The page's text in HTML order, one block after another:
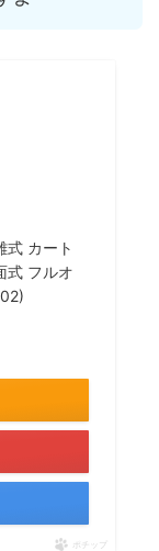
式 カート
式 フルオ
ポチップ